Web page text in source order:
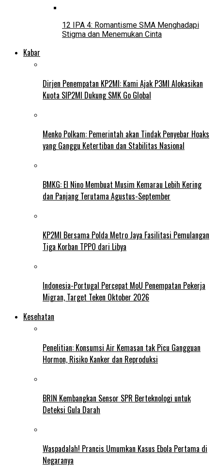
12 IPA 4: Romantisme SMA Menghadapi
Stigma dan Menemukan Cinta
Kabar
Dirjen Penempatan KP2MI: Kami Ajak P3MI Alokasikan
Kuota SIP2MI Dukung SMK Go Global
Menko Polkam: Pemerintah akan Tindak Penyebar Hoaks
yang Ganggu Ketertiban dan Stabilitas Nasional
BMKG: El Nino Membuat Musim Kemarau Lebih Kering
dan Panjang Terutama Agustus-September
KP2MI Bersama Polda Metro Jaya Fasilitasi Pemulangan
Tiga Korban TPPO dari Libya
Indonesia-Portugal Percepat MoU Penempatan Pekerja
Migran, Target Teken Oktober 2026
Kesehatan
Penelitian: Konsumsi Air Kemasan tak Picu Gangguan
Hormon, Risiko Kanker dan Reproduksi
BRIN Kembangkan Sensor SPR Berteknologi untuk
Deteksi Gula Darah
Waspadalah! Prancis Umumkan Kasus Ebola Pertama di
Negaranya